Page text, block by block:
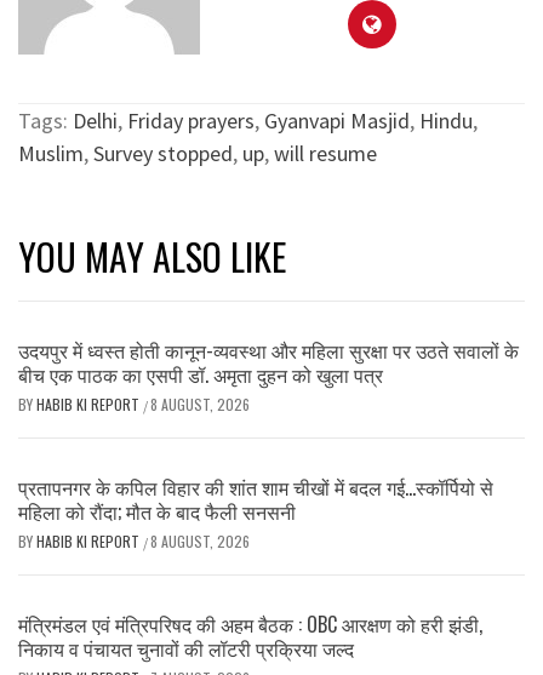
Tags: Delhi, Friday prayers, Gyanvapi Masjid, Hindu,
Muslim,Survey stopped, up,will resume
YOU MAY ALSO LIKE
उदयपुर में ध्वस्त होती कानून-व्यवस्था और महिला सुरक्षा पर उठते सवालों के
बीच एक पाठक का एसपी डॉ. अमृता दुहन को खुला पत्र
BYHABIB KI REPORT /8 AUGUST, 2026
प्रतापनगर के कपिल विहार की शांत शाम चीखों में बदल गई…स्कॉर्पियो से
महिला को रौंदा; मौत के बाद फैली सनसनी
BYHABIB KI REPORT /8 AUGUST, 2026
मंत्रिमंडल एवं मंत्रिपरिषद की अहम बैठक : OBC आरक्षण को हरी झंडी,
निकाय व पंचायत चुनावों की लॉटरी प्रक्रिया जल्द